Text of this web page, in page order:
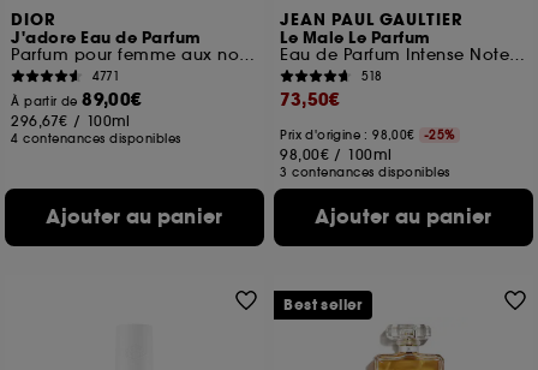
DIOR
J'adore Eau de Parfum
Parfum pour femme aux notes solaires et florales
4771
À partir de89,00€
296,67€ / 100ml
4 contenances disponibles
Ajouter au panier
JEAN PAUL GAULTIER
Le Male Le Parfum
Eau de Parfum Intense Notes de Cardamome, Lavande et Iris
518
73,50€
Prix d'origine : 98,00€ -25%
98,00€ / 100ml
3 contenances disponibles
Ajouter au panier
Best seller